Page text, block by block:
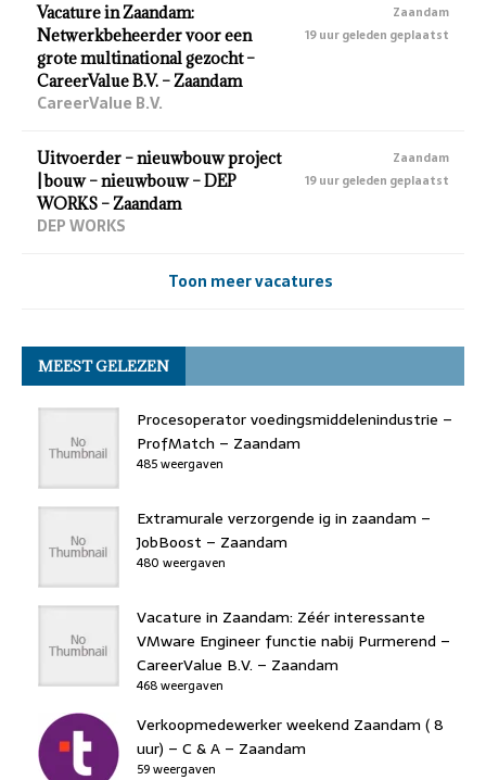
Vacature in Zaandam:
Netwerkbeheerder voor een
grote multinational gezocht –
CareerValue B.V. – Zaandam
CareerValue B.V.
Zaandam
19 uur geleden geplaatst
Uitvoerder – nieuwbouw project
| bouw – nieuwbouw – DEP
WORKS – Zaandam
DEP WORKS
Zaandam
19 uur geleden geplaatst
Toon meer vacatures
MEEST GELEZEN
Procesoperator voedingsmiddelenindustrie –
ProfMatch – Zaandam
485 weergaven
Extramurale verzorgende ig in zaandam –
JobBoost – Zaandam
480 weergaven
Vacature in Zaandam: Zéér interessante
VMware Engineer functie nabij Purmerend –
CareerValue B.V. – Zaandam
468 weergaven
Verkoopmedewerker weekend Zaandam ( 8
uur) – C & A – Zaandam
59 weergaven